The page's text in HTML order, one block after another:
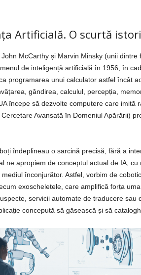
Artificială. O scurtă
McCarthy și Marvin Minsky (unii
de inteligență artificială în 1956, în
programarea unui calculator astfel încât
gândirea, calculul, percepția,
începe să dezvolte computere care imită
Avansată în Domeniul Apărării)
îndeplineau o sarcină precisă, fără a
ne apropiem de conceptul actual de IA,
mediul înconjurător. Astfel, vorbim de
exoscheletele, care amplifică forța
servicii automate de traducere sau
concepută să găsească și să